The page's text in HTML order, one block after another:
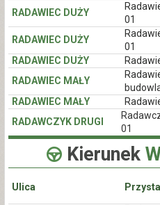
RADAWIEC DUŻY
01
RADAWIEC DUŻY
01
RADAWIEC DUŻY
RADAWIEC MAŁY
RADAWIEC MAŁY
RADAWCZYK DRUGI
01
Kierunek
Ulica